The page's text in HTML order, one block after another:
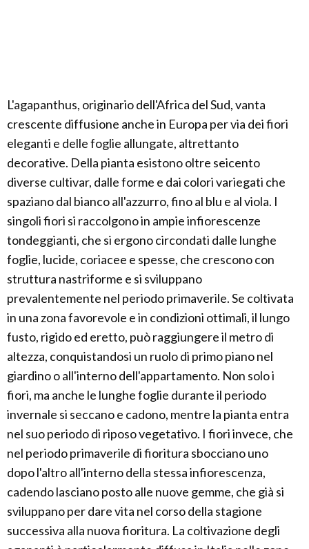
L'agapanthus, originario dell'Africa del Sud, vanta
crescente diffusione anche in Europa per via dei fiori
eleganti e delle foglie allungate, altrettanto
decorative. Della pianta esistono oltre seicento
diverse cultivar, dalle forme e dai colori variegati che
spaziano dal bianco all'azzurro, fino al blu e al viola. I
singoli fiori si raccolgono in ampie infiorescenze
tondeggianti, che si ergono circondati dalle lunghe
foglie, lucide, coriacee e spesse, che crescono con
struttura nastriforme e si sviluppano
prevalentemente nel periodo primaverile. Se coltivata
in una zona favorevole e in condizioni ottimali, il lungo
fusto, rigido ed eretto, può raggiungere il metro di
altezza, conquistandosi un ruolo di primo piano nel
giardino o all'interno dell'appartamento. Non solo i
fiori, ma anche le lunghe foglie durante il periodo
invernale si seccano e cadono, mentre la pianta entra
nel suo periodo di riposo vegetativo. I fiori invece, che
nel periodo primaverile di fioritura sbocciano uno
dopo l'altro all'interno della stessa infiorescenza,
cadendo lasciano posto alle nuove gemme, che già si
sviluppano per dare vita nel corso della stagione
successiva alla nuova fioritura. La coltivazione degli